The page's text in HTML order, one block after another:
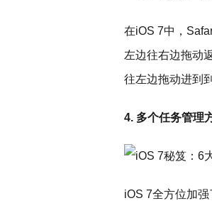
在iOS 7中，
左边往右边拖动
往左边拖动进到
4. 多个任务管理
iOS 7全方位加